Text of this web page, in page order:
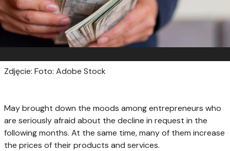
Zdjęcie: Foto: Adobe Stock
May brought down the moods among entrepreneurs who
are seriously afraid about the decline in request in the
following months. At the same time, many of them increase
the prices of their products and services.